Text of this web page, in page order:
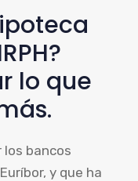
lo que
los bancos
y que ha